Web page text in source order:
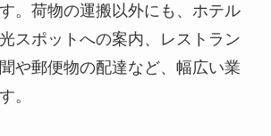
。 荷物の運搬以外にも、ホテル
スポットへの案内、レストラン
や郵便物の配達など、幅広い業
。